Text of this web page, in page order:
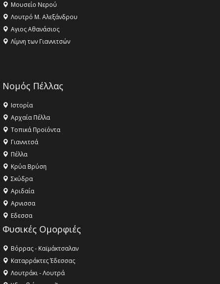
Μουσείο Νερού
Λουτρό Μ. Αλεξάνδρου
Αγιος Αθανάσιος
Λίμνη των Γιαννιτσών
Νομός Πέλλας
Ιστορία
Αρχαία Πέλλα
Τοπικά Προϊόντα
Γιαννιτσά
Πέλλα
Κρύα Βρύση
Σκύδρα
Αριδαία
Aρνισσα
Eδεσσα
Φυσικές Ομορφιές
Βόρρας - Καϊμάκτσαλαν
Καταρράκτες Έδεσσας
Λουτράκι - Λουτρά